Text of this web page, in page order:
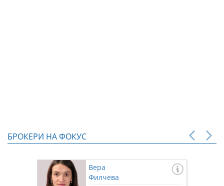
БРОКЕРИ НА ФОКУС
Вера
Филчева